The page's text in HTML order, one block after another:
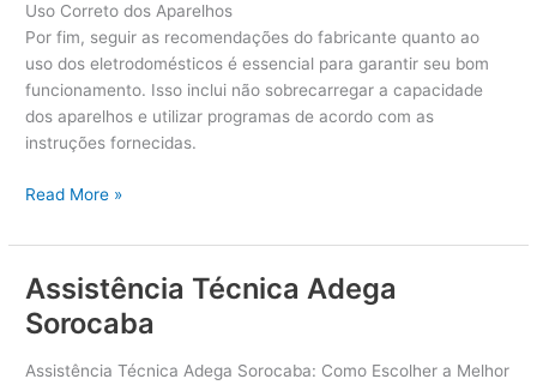
Uso Correto dos Aparelhos
Por fim, seguir as recomendações do fabricante quanto ao
uso dos eletrodomésticos é essencial para garantir seu bom
funcionamento. Isso inclui não sobrecarregar a capacidade
dos aparelhos e utilizar programas de acordo com as
instruções fornecidas.
A
s
s
t
n
Read More »
Assistência Técnica Adega
Sorocaba
Assistência Técnica Adega Sorocaba: Como Escolher a Melhor